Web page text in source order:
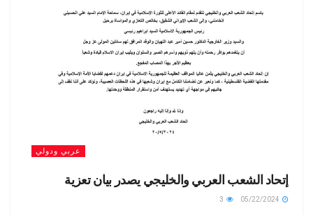
عربي ودولي
إتحاد الشعب العربي والخليجي يصدر بيان تعزية